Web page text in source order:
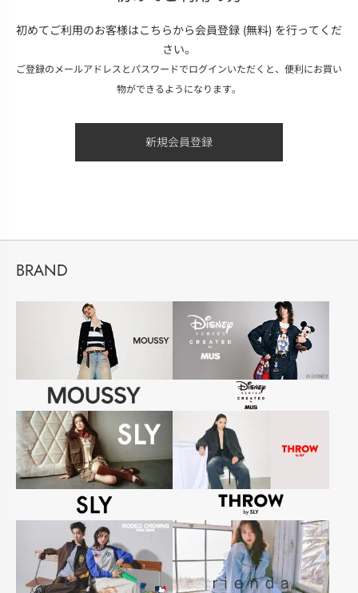
初めてご利用のお客様はこちらから会員登録 (無料) を行ってくだ
さい。
ご登録のメールアドレスとパスワードでログインいただくと、便利にお買い
物ができるようになります。
BRAND